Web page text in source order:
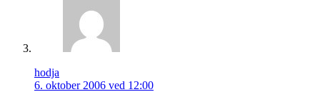
hodja
6. oktober 2006 ved 12:00